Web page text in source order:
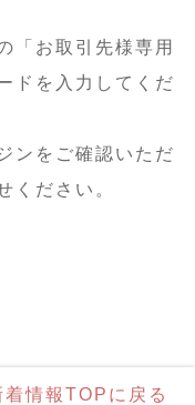
「お取引先様専用
ドを入力してくだ
ンをご確認いただ
ください。
着情報TOPに戻る